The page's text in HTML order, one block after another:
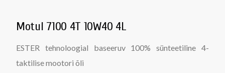
Motul 7100 4T 10W40 4L
ESTER tehnoloogial baseeruv 100% sünteetiline 4-
taktilise mootori õli